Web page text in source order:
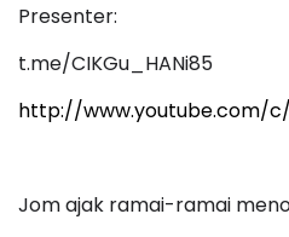
Presenter:
t.me/CIKGu_HANi85
http://www.youtube.com/c/
Jom ajak ramai-ramai